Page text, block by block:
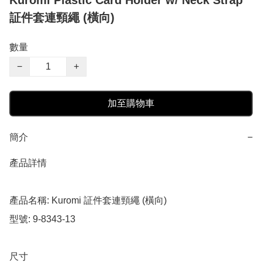
証件套連頸繩 (橫向)
數量
−
+
加至購物車
簡介 −
產品詳情
產品名稱: Kuromi 証件套連頸繩 (橫向)
型號: 9-8343-13
尺寸